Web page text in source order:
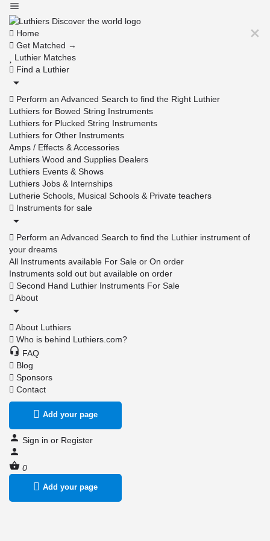
Home
Get Matched →
Luthier Matches
Find a Luthier
Perform an Advanced Search to find the Right Luthier
Luthiers for Bowed String Instruments
Luthiers for Plucked String Instruments
Luthiers for Other Instruments
Amps / Effects & Accessories
Luthiers Wood and Supplies Dealers
Luthiers Events & Shows
Luthiers Jobs & Internships
Lutherie Schools, Musical Schools & Private teachers
Instruments for sale
Perform an Advanced Search to find the Luthier instrument of
your dreams
All Instruments available For Sale or On order
Instruments sold out but available on order
Second Hand Luthier Instruments For Sale
About
About Luthiers
Who is behind Luthiers.com?
FAQ
Blog
Sponsors
Contact
Add your page
Sign in or Register
0
Add your page